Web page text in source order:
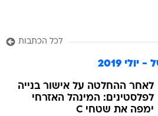
לכל הכתבות
2019
לאחר ההחלטה על אישור בנייה
לפלסטינים: המינהל האזרחי
ימפה את שטחי C